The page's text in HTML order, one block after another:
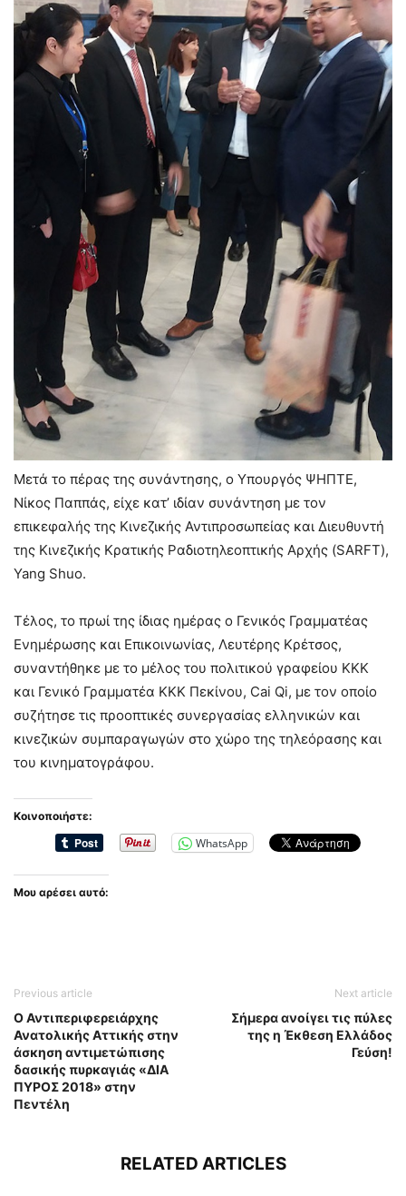
Μετά το πέρας της συνάντησης, ο Υπουργός ΨΗΠΤΕ,
Νίκος Παππάς, είχε κατ’ ιδίαν συνάντηση με τον
επικεφαλής της Κινεζικής Αντιπροσωπείας και Διευθυντή
της Κινεζικής Κρατικής Ραδιοτηλεοπτικής Αρχής (SARFT),
Yang Shuo.
Τέλος, το πρωί της ίδιας ημέρας ο Γενικός Γραμματέας
Ενημέρωσης και Επικοινωνίας, Λευτέρης Κρέτσος,
συναντήθηκε με το μέλος του πολιτικού γραφείου ΚΚΚ
και Γενικό Γραμματέα ΚΚΚ Πεκίνου, Cai Qi, με τον οποίο
συζήτησε τις προοπτικές συνεργασίας ελληνικών και
κινεζικών συμπαραγωγών στο χώρο της τηλεόρασης και
του κινηματογράφου.
Κοινοποιήστε:
WhatsApp
Μου αρέσει αυτό:
Previous article
Ο Αντιπεριφερειάρχης
Ανατολικής Αττικής στην
άσκηση αντιμετώπισης
δασικής πυρκαγιάς «ΔΙΑ
ΠΥΡΟΣ 2018» στην
Πεντέλη
Next article
Σήμερα ανοίγει τις πύλες
της η Έκθεση Ελλάδος
Γεύση!
RELATED ARTICLES